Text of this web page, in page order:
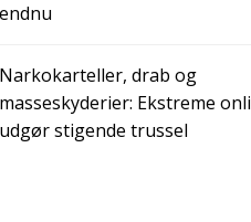
endnu
Narkokarteller, drab og
masseskyderier: Ekstreme
udgør stigende trussel